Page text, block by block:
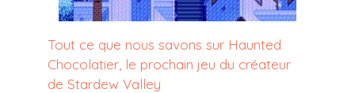
Tout ce que nous savons sur Haunted
Chocolatier, le prochain jeu du créateur
de Stardew Valley